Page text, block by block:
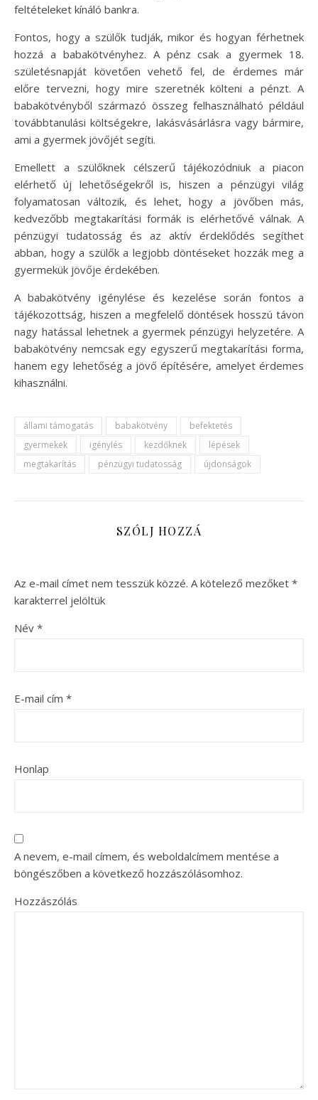
feltételeket kínáló bankra.
Fontos, hogy a szülők tudják, mikor és hogyan férhetnek
hozzá a babakötvényhez. A pénz csak a gyermek 18.
születésnapját követően vehető fel, de érdemes már
előre tervezni, hogy mire szeretnék költeni a pénzt. A
babakötvényből származó összeg felhasználható például
továbbtanulási költségekre, lakásvásárlásra vagy bármire,
ami a gyermek jövőjét segíti.
Emellett a szülőknek célszerű tájékozódniuk a piacon
elérhető új lehetőségekről is, hiszen a pénzügyi világ
folyamatosan változik, és lehet, hogy a jövőben más,
kedvezőbb megtakarítási formák is elérhetővé válnak. A
pénzügyi tudatosság és az aktív érdeklődés segíthet
abban, hogy a szülők a legjobb döntéseket hozzák meg a
gyermekük jövője érdekében.
A babakötvény igénylése és kezelése során fontos a
tájékozottság, hiszen a megfelelő döntések hosszú távon
nagy hatással lehetnek a gyermek pénzügyi helyzetére. A
babakötvény nemcsak egy egyszerű megtakarítási forma,
hanem egy lehetőség a jövő építésére, amelyet érdemes
kihasználni.
állami támogatás babakötvény
befektetés
gyermekek
igénylés kezdőknek
lépések
megtakarítás
pénzügyi tudatosság újdonságok
SZÓLJ HOZZÁ
Az e-mail címet nem tesszük közzé. A kötelező mezőket *
karakterrel jelöltük
Név *
E-mail cím *
Honlap
A nevem, e-mail címem, és weboldalcímem mentése a
böngészőben a következő hozzászólásomhoz.
Hozzászólás